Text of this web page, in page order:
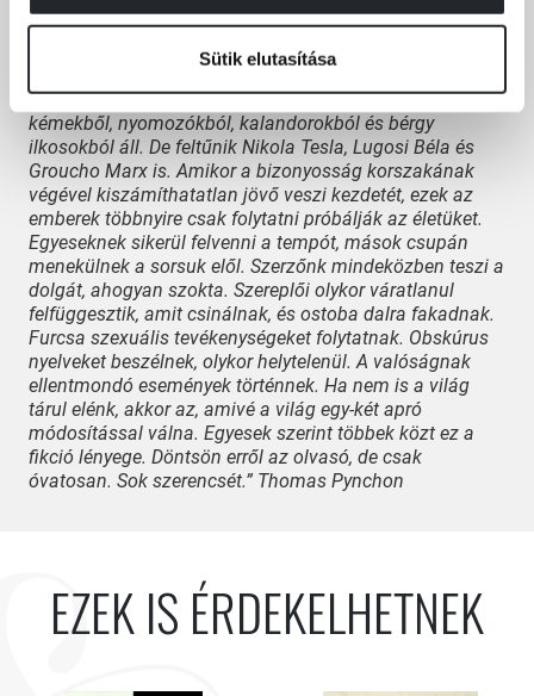
Sütik elutasítása
anarchistákból, léghajósokból, szerencsejátékosokból,
iparmágnásokból, drograjongókból, ártatlanokból és
sámánokból, médiumokból és illuzionistákból,
kémekből, nyomozókból, kalandorokból és bérgy
ilkosokból áll. De feltűnik Nikola Tesla, Lugosi Béla és
Groucho Marx is. Amikor a bizonyosság korszakának
végével kiszámíthatatlan jövő veszi kezdetét, ezek az
emberek többnyire csak folytatni próbálják az életüket.
Egyeseknek sikerül felvenni a tempót, mások csupán
menekülnek a sorsuk elől. Szerzőnk mindeközben teszi a
dolgát, ahogyan szokta. Szereplői olykor váratlanul
felfüggesztik, amit csinálnak, és ostoba dalra fakadnak.
Furcsa szexuális tevékenységeket folytatnak. Obskúrus
nyelveket beszélnek, olykor helytelenül. A valóságnak
ellentmondó események történnek. Ha nem is a világ
tárul elénk, akkor az, amivé a világ egy-két apró
módosítással válna. Egyesek szerint többek közt ez a
fikció lényege. Döntsön erről az olvasó, de csak
óvatosan. Sok szerencsét.” Thomas Pynchon
EZEK IS ÉRDEKELHETNEK